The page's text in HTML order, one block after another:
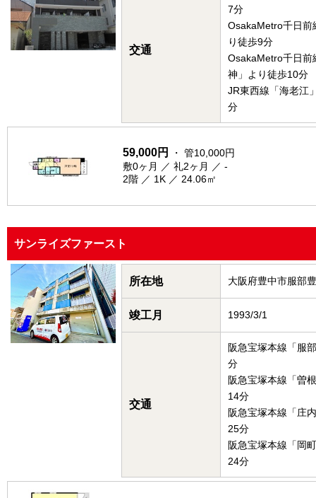
交通
7分
OsakaMetro千日前
り徒歩9分
OsakaMetro千日前
神」より徒歩10分
JR東西線「海老江
分
59,000円
・ 管10,000円
敷0ヶ月 ／ 礼2ヶ月 ／ -
2階 ／ 1K ／ 24.06㎡
サンライズファースト
所在地 大阪府豊中市服部
竣工月 1993/3/1
交通
阪急宝塚本線「服
分
阪急宝塚本線「曽
14分
阪急宝塚本線「庄
25分
阪急宝塚本線「岡
24分